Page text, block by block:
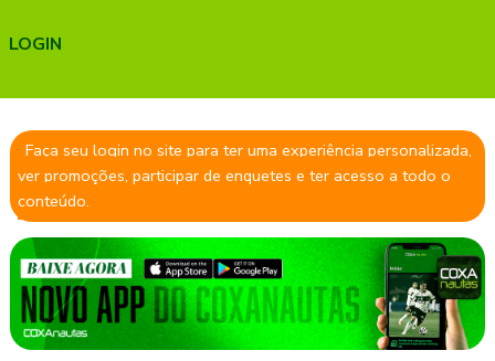
LOGIN
Faça seu login no site para ter uma experiência personalizada,
ver promoções, participar de enquetes e ter acesso a todo o
conteúdo.